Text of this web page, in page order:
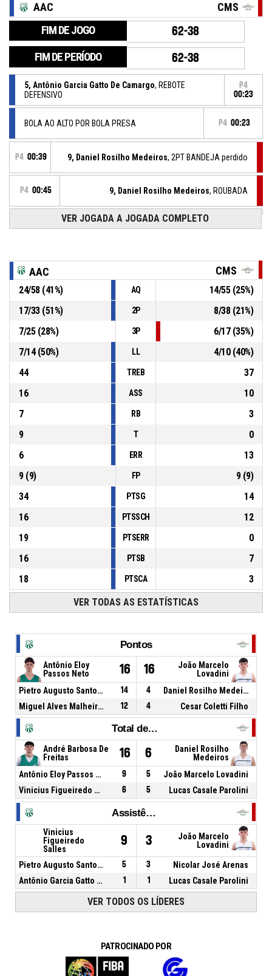
AAC CMS
FIM DE JOGO 62-38
FIM DE PERÍODO 62-38
5, Antônio Garcia Gatto De Camargo, REBOTE
DEFENSIVO
P4
00:23
BOLA AO ALTO POR BOLA PRESA P4 00:23
P4 00:39 9, Daniel Rosilho Medeiros, 2PT BANDEJA perdido
P4 00:45 9, Daniel Rosilho Medeiros, ROUBADA
5, Antônio Garcia Gatto De Camargo, ERRO DE
PASSE
DEFENSIVO
00:51
P4 00:53 77, João Pedro Becchelli , 2PT BANDEJA perdido
2, Vinicius Figueiredo Salles
,
BASKETBALL_ACTION_2PT_DRIVINGLAYUP convertido
Atlética Caldense -15
- lidera por 24
P4
62-
38
VER JOGADA A JOGADA COMPLETO
AAC CMS
24/58(41%) AQ 14/55(25%)
17/33(51%) 2P 8/38(21%)
7/25(28%) 3P 6/17(35%)
7/14(50%) LL 4/10(40%)
44
TREB
37
16
ASS
10
7
RB
3
9
T
0
6
ERR
13
9(9) FP 9(9)
34
PTSG
14
16
PTSSCH
12
19
PTSERR
0
16
PTSB
7
18
PTSCA 3
VER TODAS AS ESTATÍSTICAS
Pontos
Antônio Eloy
Passos Neto
16 16
João Marcelo
Lovadini
Pietro Augusto Santos Cesário
14 4
Daniel Rosilho Medeiros
Miguel Alves Malheiros De Lemos
12 4 Cesar Coletti Filho
Total de Rebotes
André Barbosa De
Freitas
16 6
Daniel Rosilho
Medeiros
Antônio Eloy Passos Neto
9 5
João Marcelo Lovadini
Vinicius Figueiredo Salles
6 5 Lucas Casale Parolini
Assistências
Vinicius
Figueiredo
Salles
9 3
João Marcelo
Lovadini
Pietro Augusto Santos Cesário 5 3
Nicolar José Arenas
Antônio Garcia Gatto De Camargo
1 1 Lucas Casale Parolini
VER TODOS OS LÍDERES
PATROCINADO POR